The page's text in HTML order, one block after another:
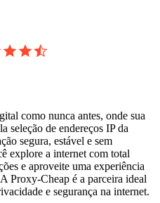
como nunca antes, onde sua
seleção de endereços IP da
segura, estável e sem
explore a internet com total
e aproveite uma experiência
Proxy-Cheap é a parceira ideal
e segurança na internet.